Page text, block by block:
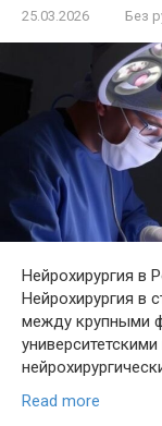
25.03.2026 Без
Нейрохирургия в
Нейрохирургия в
между крупными
Read more